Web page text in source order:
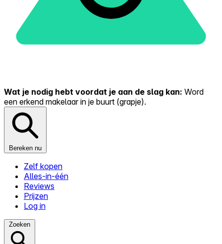
Wat je nodig hebt voordat je aan de slag kan: Word
een erkend makelaar in je buurt (grapje).
Bereken nu
Zelf kopen
Alles-in-één
Reviews
Prijzen
Log in
Zoeken